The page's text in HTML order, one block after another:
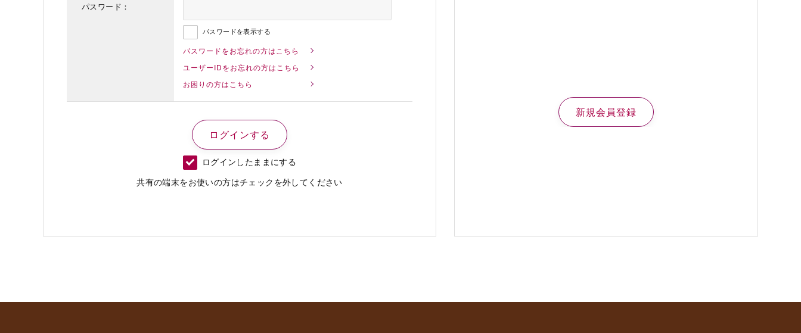
パスワード：
パスワードを表示する
パスワードをお忘れの方はこちら
ユーザーIDをお忘れの方はこちら
お困りの方はこちら
ログインしたままにする
共有の端末をお使いの方はチェックを外してください